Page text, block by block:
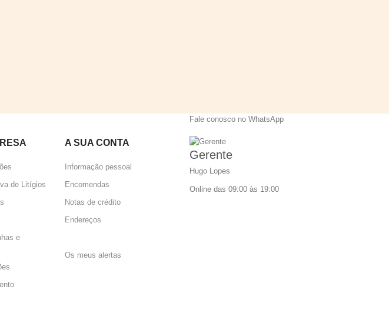
de Litígios
e
A SUA CONTA
Informação pessoal
Encomendas
Notas de crédito
Endereços
Os meus alertas
Fale conosco no WhatsApp
Gerente
Hugo Lopes
Online das 09:00 às 19:00